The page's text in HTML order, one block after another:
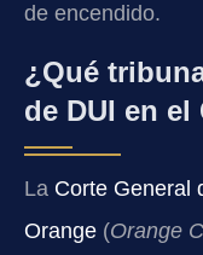
de encendido.
¿Qué
de DUI en
La Corte General
Orange (Orange